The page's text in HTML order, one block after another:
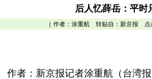
后人忆薛岳：平
［ 作者：涂重航 转贴自：新京报 点
作者：新京报记者涂重航（台湾